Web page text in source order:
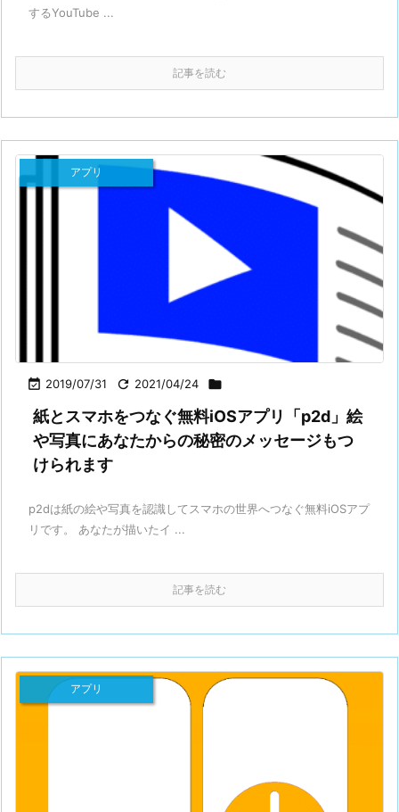
するYouTube ...
記事を読む
 2019/07/31  2021/04/24 
アプリ
紙とスマホをつなぐ無料iOSアプリ「p2d」絵
や写真にあなたからの秘密のメッセージもつ
けられます
p2dは紙の絵や写真を認識してスマホの世界へつなぐ無料iOSアプ
リです。 あなたが描いたイ ...
記事を読む
アプリ